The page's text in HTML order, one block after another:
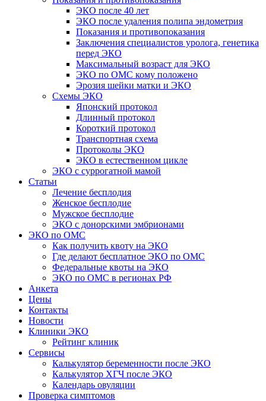
ЭКО после 40 лет
ЭКО после удаления полипа эндометрия
Показания и противопоказания
Заключения специалистов уролога, генетика
перед ЭКО
Максимальный возраст для ЭКО
ЭКО по ОМС кому положено
Эрозия шейки матки и ЭКО
Схемы ЭКО
Японский протокол
Длинный протокол
Короткий протокол
Транспортная схема
Протоколы ЭКО
ЭКО в естественном цикле
ЭКО с суррогатной мамой
Статьи
Лечение бесплодия
Женское бесплодие
Мужское бесплодие
ЭКО с донорскими эмбрионами
ЭКО по ОМС
Как получить квоту на ЭКО
Где делают бесплатное ЭКО по ОМС
Федеральные квоты на ЭКО
ЭКО по ОМС в регионах РФ
Анкета
Цены
Контакты
Новости
Клиники ЭКО
Рейтинг клиник
Сервисы
Калькулятор беременности после ЭКО
Калькулятор ХГЧ после ЭКО
Календарь овуляции
Проверка симптомов